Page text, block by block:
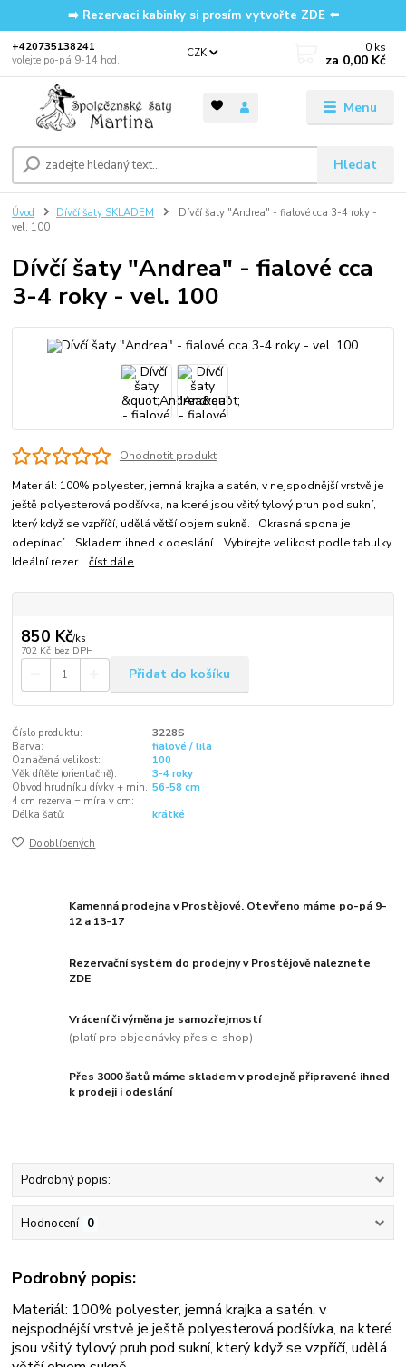
➡️ Rezervaci kabinky si prosím vytvořte ZDE ⬅️
Menu
CZK
Hledat
‭+420735138241
volejte po-pá 9-14 hod.
0 ks
za 0,00 Kč
Úvod Dívčí šaty SKLADEM
Dívčí šaty "Andrea" - fialové cca 3-4 roky -
vel. 100
Dívčí šaty "Andrea" - fialové cca
3-4 roky - vel. 100
Ohodnotit produkt
Materiál: 100% polyester, jemná krajka a satén, v nejspodnější vrstvě je
ještě polyesterová podšívka, na které jsou všitý tylový pruh pod sukní,
který když se vzpříčí, udělá větší objem sukně. Okrasná spona je
odepínací. Skladem ihned k odeslání. Vybírejte velikost podle tabulky.
Ideální rezer...číst dále
850 Kč/ks
702 Kč bez DPH
Přidat do košíku
Číslo produktu:
3228S
Barva:
fialové / lila
Označená velikost:
100
Věk dítěte (orientačně):
3-4 roky
Obvod hrudníku dívky + min.
4 cm rezerva = míra v cm:
56-58 cm
Délka šatů:
krátké
Do oblíbených
Kamenná prodejna v Prostějově. Otevřeno máme po-pá 9-
12 a 13-17
Rezervační systém do prodejny v Prostějově naleznete
ZDE
Vrácení či výměna je samozřejmostí
(platí pro objednávky přes e-shop)
Přes 3000 šatů máme skladem v prodejně připravené ihned
k prodeji i odeslání
Podrobný popis:
Hodnocení 0
Podrobný popis:
Materiál: 100% polyester, jemná krajka a satén, v
nejspodnější vrstvě je ještě polyesterová podšívka, na které
jsou všitý tylový pruh pod sukní, který když se vzpříčí, udělá